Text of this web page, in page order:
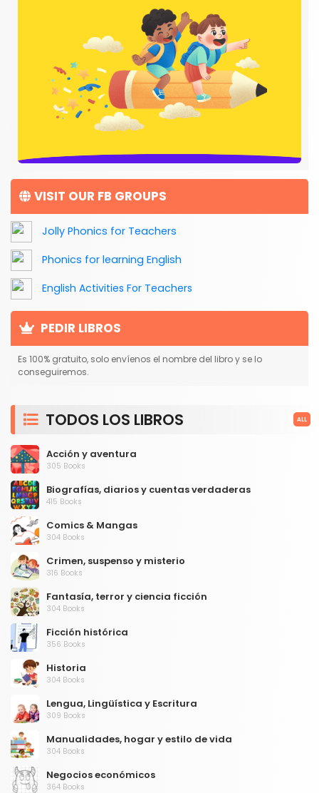
VISIT OUR FB GROUPS
Jolly Phonics for Teachers
Phonics for learning English
English Activities For Teachers
PEDIR LIBROS
Es 100% gratuito, solo envíenos el nombre del libro y se lo
conseguiremos.
TODOS LOS LIBROS ALL
Acción y aventura
305 Books
Biografías, diarios y cuentas verdaderas
415 Books
Comics & Mangas
304 Books
Crimen, suspenso y misterio
316 Books
Fantasía, terror y ciencia ficción
304 Books
Ficción histórica
356 Books
Historia
304 Books
Lengua, Lingüística y Escritura
309 Books
Manualidades, hogar y estilo de vida
304 Books
Negocios económicos
364 Books